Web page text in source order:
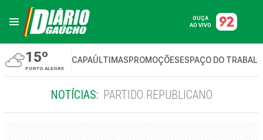
OUÇA
AO VIVO
15º
PORTO ALEGRE
CAPAÚLTIMASPROMOÇÕESESPAÇO DO
NOTÍCIAS: PARTIDO REPUBLICANO